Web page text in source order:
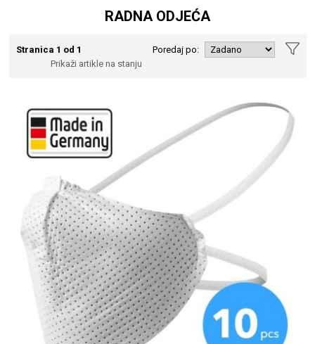
RADNA ODJEĆA
Stranica 1 od 1
Poredaj po:
Prikaži artikle na stanju